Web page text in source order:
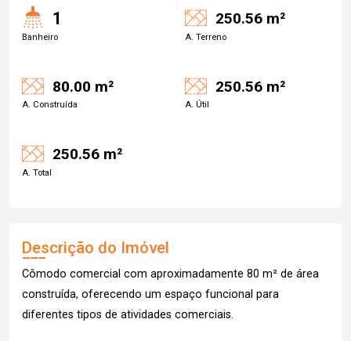
1
Banheiro
250.56 m²
A. Terreno
80.00 m²
A. Construída
250.56 m²
A. Útil
250.56 m²
A. Total
Descrição do Imóvel
Cômodo comercial com aproximadamente 80 m² de área
construída, oferecendo um espaço funcional para
diferentes tipos de atividades comerciais.